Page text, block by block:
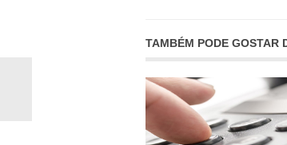
TAMBÉM PODE GOSTAR